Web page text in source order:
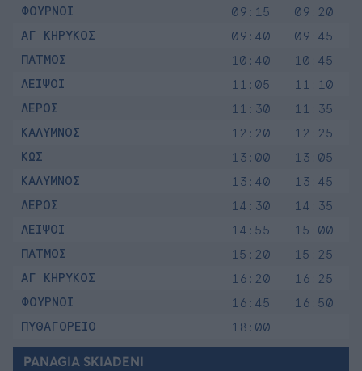
ΦΟΥΡΝΟΙ
09:15
09:20
ΑΓ ΚΗΡΥΚΟΣ
09:40
09:45
ΠΑΤΜΟΣ
10:40
10:45
ΛΕΙΨΟΙ
11:05
11:10
ΛΕΡΟΣ
11:30
11:35
ΚΑΛΥΜΝΟΣ
12:20
12:25
ΚΩΣ
13:00
13:05
ΚΑΛΥΜΝΟΣ
13:40
13:45
ΛΕΡΟΣ
14:30
14:35
ΛΕΙΨΟΙ
14:55
15:00
ΠΑΤΜΟΣ
15:20
15:25
ΑΓ ΚΗΡΥΚΟΣ
16:20
16:25
ΦΟΥΡΝΟΙ
16:45
16:50
ΠΥΘΑΓΟΡΕΙΟ
18:00
PANAGIA SKIADENI